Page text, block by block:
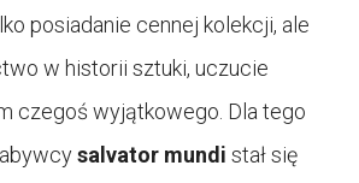
posiadanie cennej kolekcji, ale
w historii sztuki, uczucie
czegoś wyjątkowego. Dla tego
salvator mundi stał się